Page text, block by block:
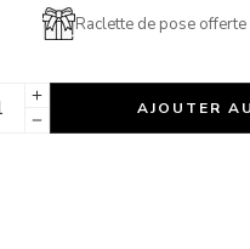
Raclette de pose offerte
AJOUTER